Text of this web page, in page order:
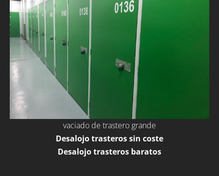
vaciado de trastero grande
Desalojo trasteros sin coste
Desalojo trasteros baratos